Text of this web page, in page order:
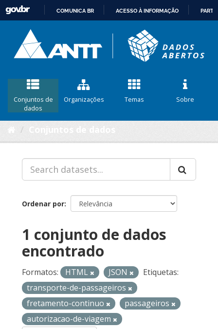
CONTEÚDO
COMUNICA BR ACESSO À INFORMAÇÃO
Conjuntos de
dados
Organizações Temas Sobre
Ordenar por
1 conjunto de dados
encontrado
Formatos: HTML JSON
Etiquetas:
transporte-de-passageiros
fretamento-continuo
passageiros
autorizacao-de-viagem